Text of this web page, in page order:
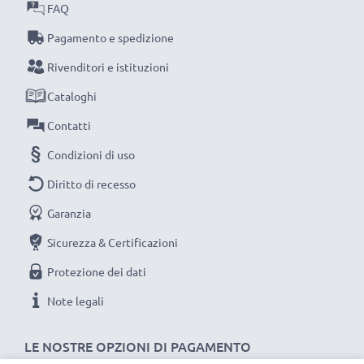
lunga durata di vita, consigliamo di ricarica la batteria
completamente sin dal primo utilizzo.
Ciascuna batteria CELLONIC viene sottoposta a
le migliori prestazioni e una durata lunghissima.
Ordina ora per una spedizione rapida e 3 anni di
garanzia.
LE NOSTRE OPZIONI DI PAGAMENTO
FAQ
Pagamento e spedizione
Rivenditori e istituzioni
Cataloghi
Contatti
Condizioni di uso
Diritto di recesso
Garanzia
Sicurezza & Certificazioni
Protezione dei dati
Note legali